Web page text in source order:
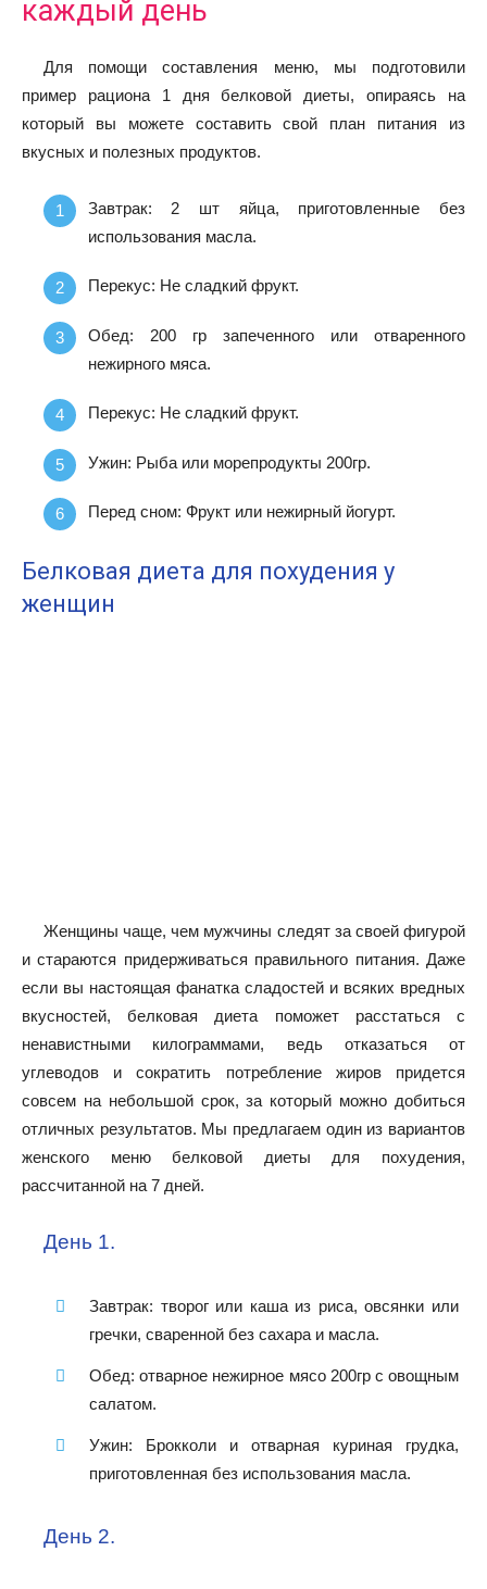
каждый день
Для помощи составления меню, мы подготовили
пример рациона 1 дня белковой диеты, опираясь на
который вы можете составить свой план питания из
вкусных и полезных продуктов.
Завтрак: 2 шт яйца, приготовленные без
использования масла.
Перекус: Не сладкий фрукт.
Обед: 200 гр запеченного или отваренного
нежирного мяса.
Перекус: Не сладкий фрукт.
Ужин: Рыба или морепродукты 200гр.
Перед сном: Фрукт или нежирный йогурт.
Белковая диета для похудения у
женщин
Женщины чаще, чем мужчины следят за своей фигурой
и стараются придерживаться правильного питания. Даже
если вы настоящая фанатка сладостей и всяких вредных
вкусностей, белковая диета поможет расстаться с
ненавистными килограммами, ведь отказаться от
углеводов и сократить потребление жиров придется
совсем на небольшой срок, за который можно добиться
отличных результатов. Мы предлагаем один из вариантов
женского меню белковой диеты для похудения,
рассчитанной на 7 дней.
День 1.
Завтрак: творог или каша из риса, овсянки или
гречки, сваренной без сахара и масла.
Обед: отварное нежирное мясо 200гр с овощным
салатом.
Ужин: Брокколи и отварная куриная грудка,
приготовленная без использования масла.
День 2.